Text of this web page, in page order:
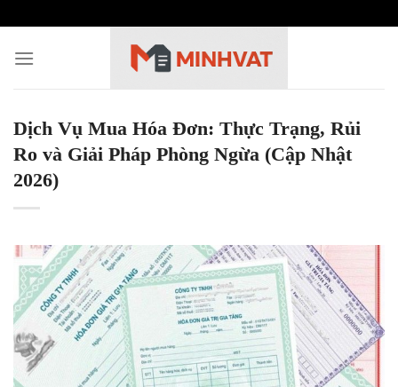
content
Dịch Vụ Mua Hóa Đơn: Thực Trạng, Rủi
Ro và Giải Pháp Phòng Ngừa (Cập Nhật
2026)